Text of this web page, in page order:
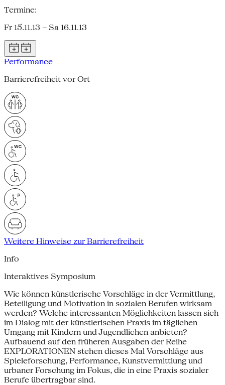
Termine:
Fr 15.11.13 – Sa 16.11.13
Performance
Barrierefreiheit vor Ort
Weitere Hinweise zur Barrierefreiheit
Info
Interaktives Symposium
Wie können künstlerische Vorschläge in der Vermittlung,
Betei­ligung und Motivation in sozialen Berufen wirksam
werden? Welche interessanten Möglichkeiten lassen sich
im Dialog mit der künstlerischen Praxis im täglichen
Umgang mit Kindern und Jugendlichen anbieten?
Aufbauend auf den früheren Ausga­ben der Reihe
EXPLORATIONEN stehen dieses Mal Vorschläge aus
Spieleforschung, Performance, Kunstvermittlung und
urbaner Forschung im Fokus, die in eine Praxis sozialer
Berufe übertragbar sind.